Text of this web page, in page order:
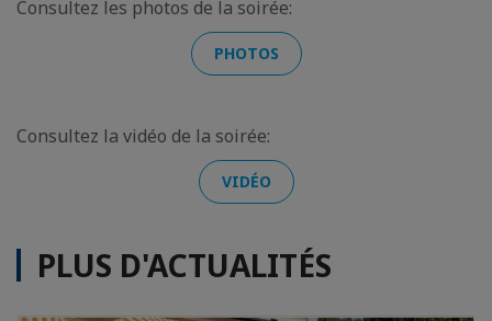
Consultez les photos de la soirée:
PHOTOS
Consultez la vidéo de la soirée:
VIDÉO
PLUS D'ACTUALITÉS